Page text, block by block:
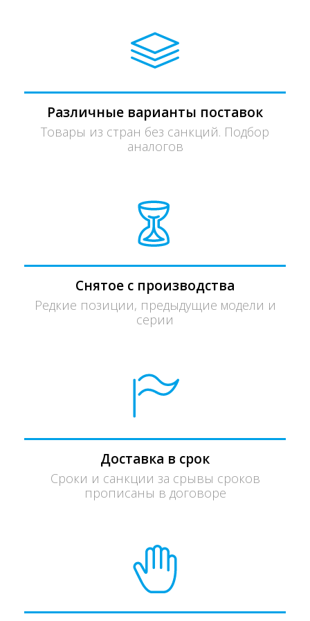
Различные варианты поставок
Товары из стран без санкций. Подбор
аналогов
Снятое с производства
Редкие позиции, предыдущие модели и
серии
Доставка в срок
Сроки и санкции за срывы сроков
прописаны в договоре